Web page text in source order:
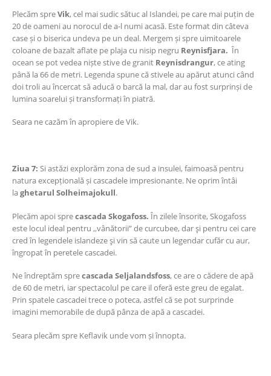
Plecăm spreVik, cel mai sudic sătuc al Islandei, pe care mai puțin de
20 de oameni au norocul de a-l numi acasă. Este format din câteva
case și o biserica undeva pe un deal. Mergem și spre uimitoarele
coloane de bazalt aflate pe plaja cu nisip negru Reynisfjara. În
ocean se pot vedea niște stive de granit Reynisdrangur, ce ating
până la 66 de metri. Legenda spune că stivele au apărut atunci când
doi troli au încercat să aducă o barcă la mal, dar au fost surprinși de
lumina soarelui și transformați în piatră.
Seara ne cazăm în apropiere de Vik.
Ziua 7: Si astăzi explorăm zona de sud a insulei, faimoasă pentru
natura excepțională și cascadele impresionante. Ne oprim întâi
laghetarul Solheimajokull.
Plecăm apoi sprecascada Skogafoss. În zilele însorite, Skogafoss
este locul ideal pentru ,,vânătorii” de curcubee, dar şi pentru cei care
cred în legendele islandeze şi vin să caute un legendar cufăr cu aur,
îngropat în peretele cascadei.
Ne îndreptăm sprecascada Seljalandsfoss, ce are o cădere de apă
de 60 de metri, iar spectacolul pe care il oferă este greu de egalat.
Prin spatele cascadei trece o poteca, astfel că se pot surprinde
imagini memorabile de după pânza de apă a cascadei.
Seara plecăm spre Keflavik unde vom și înnopta.